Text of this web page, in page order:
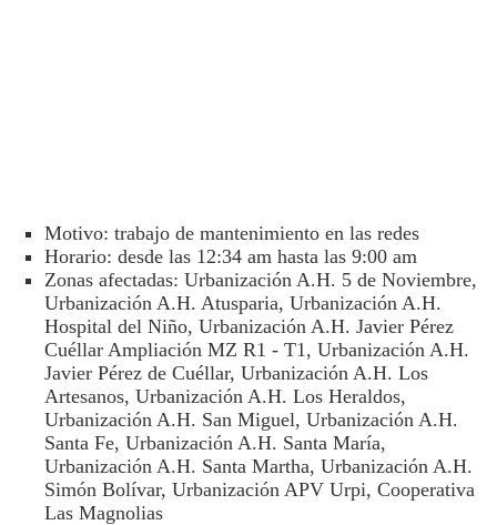
Motivo: trabajo de mantenimiento en las redes
Horario: desde las 12:34 am hasta las 9:00 am
Zonas afectadas: Urbanización A.H. 5 de Noviembre,
Urbanización A.H. Atusparia, Urbanización A.H.
Hospital del Niño, Urbanización A.H. Javier Pérez
Cuéllar Ampliación MZ R1 - T1, Urbanización A.H.
Javier Pérez de Cuéllar, Urbanización A.H. Los
Artesanos, Urbanización A.H. Los Heraldos,
Urbanización A.H. San Miguel, Urbanización A.H.
Santa Fe, Urbanización A.H. Santa María,
Urbanización A.H. Santa Martha, Urbanización A.H.
Simón Bolívar, Urbanización APV Urpi, Cooperativa
Las Magnolias